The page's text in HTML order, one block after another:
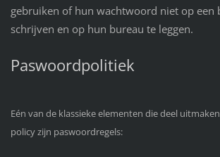
gebruiken of hun wachtwoord niet op een
schrijven en op hun bureau te leggen.
Paswoordpolitiek
Eén van de klassieke elementen die deel
policy zijn paswoordregels: